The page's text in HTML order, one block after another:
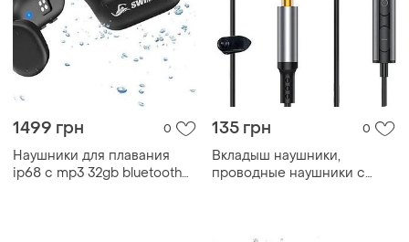
1499 грн 0
Наушники для плавания
ip68 с mp3 32gb bluetooth
135 грн 0
Вкладыш наушники,
проводные наушники с